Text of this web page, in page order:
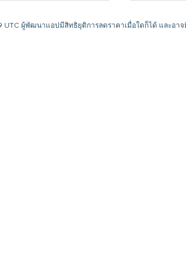
UTC ผู้พัฒนาแอปมีสิทธิยุติการลดราคาเมื่อใดก็ได้ และอา